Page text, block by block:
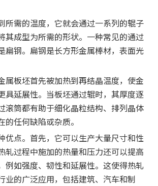
所需的温度，它就会通过一系列的辊子
其成型为所需的形状。一种常见的通过
扁钢。扁钢是长方形金属棒材，表面光
属板坯首先被加热到再结晶温度，使金
具延展性。当板坯通过辊时，其厚度逐
滚筒都有助于细化晶粒结构、排列晶体
任何缺陷或杂质。
优点。首先，它可以生产大量尺寸和性
轧过程中施加的热量和压力还可以提高
例如强度、韧性和延展性。这使得热轧
业的广泛应用，包括建筑、汽车和制